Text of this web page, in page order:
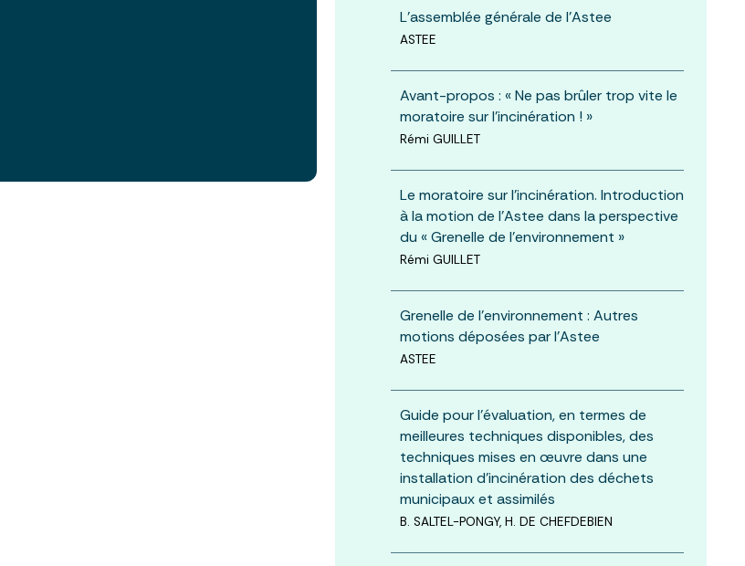
L’assemblée générale de l’Astee
ASTEE
Avant-propos : « Ne pas brûler trop vite le
moratoire sur l’incinération ! »
Rémi GUILLET
Le moratoire sur l’incinération. Introduction
à la motion de l’Astee dans la perspective
du « Grenelle de l’environnement »
Rémi GUILLET
Grenelle de l’environnement : Autres
motions déposées par l’Astee
ASTEE
Guide pour l’évaluation, en termes de
meilleures techniques disponibles, des
techniques mises en œuvre dans une
installation d’incinération des déchets
municipaux et assimilés
B. SALTEL-PONGY, H. DE CHEFDEBIEN